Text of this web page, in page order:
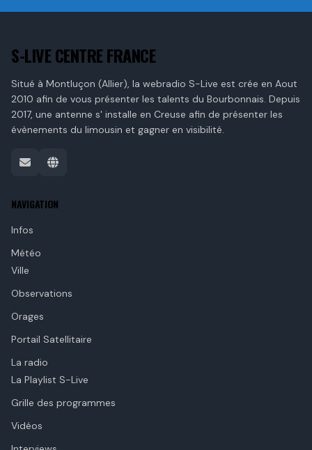
S-LIVE CENTRE FRANCE
Situé à Montluçon (Allier), la webradio S-Live est crée en Aout
2010 afin de vous présenter les talents du Bourbonnais. Depuis
2017, une antenne s' installe en Creuse afin de présenter les
évènements du limousin et gagner en visibilité.
NAVIGATION
Infos
Météo
Ville
Observations
Orages
Portail Satellitaire
La radio
La Playlist S-Live
Grille des programmes
Vidéos